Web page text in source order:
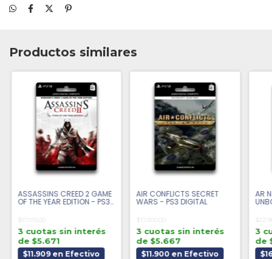
Productos similares
ASSASSINS CREED 2 GAME
OF THE YEAR EDITION - PS3
$17.013,00
3 cuotas sin interés
de $5.671
$11.909 en Efectivo
AIR CONFLICTS SECRET
WARS - PS3 DIGITAL
$17.000,00
3 cuotas sin interés
de $5.667
$11.900 en Efectivo
AR
3
de